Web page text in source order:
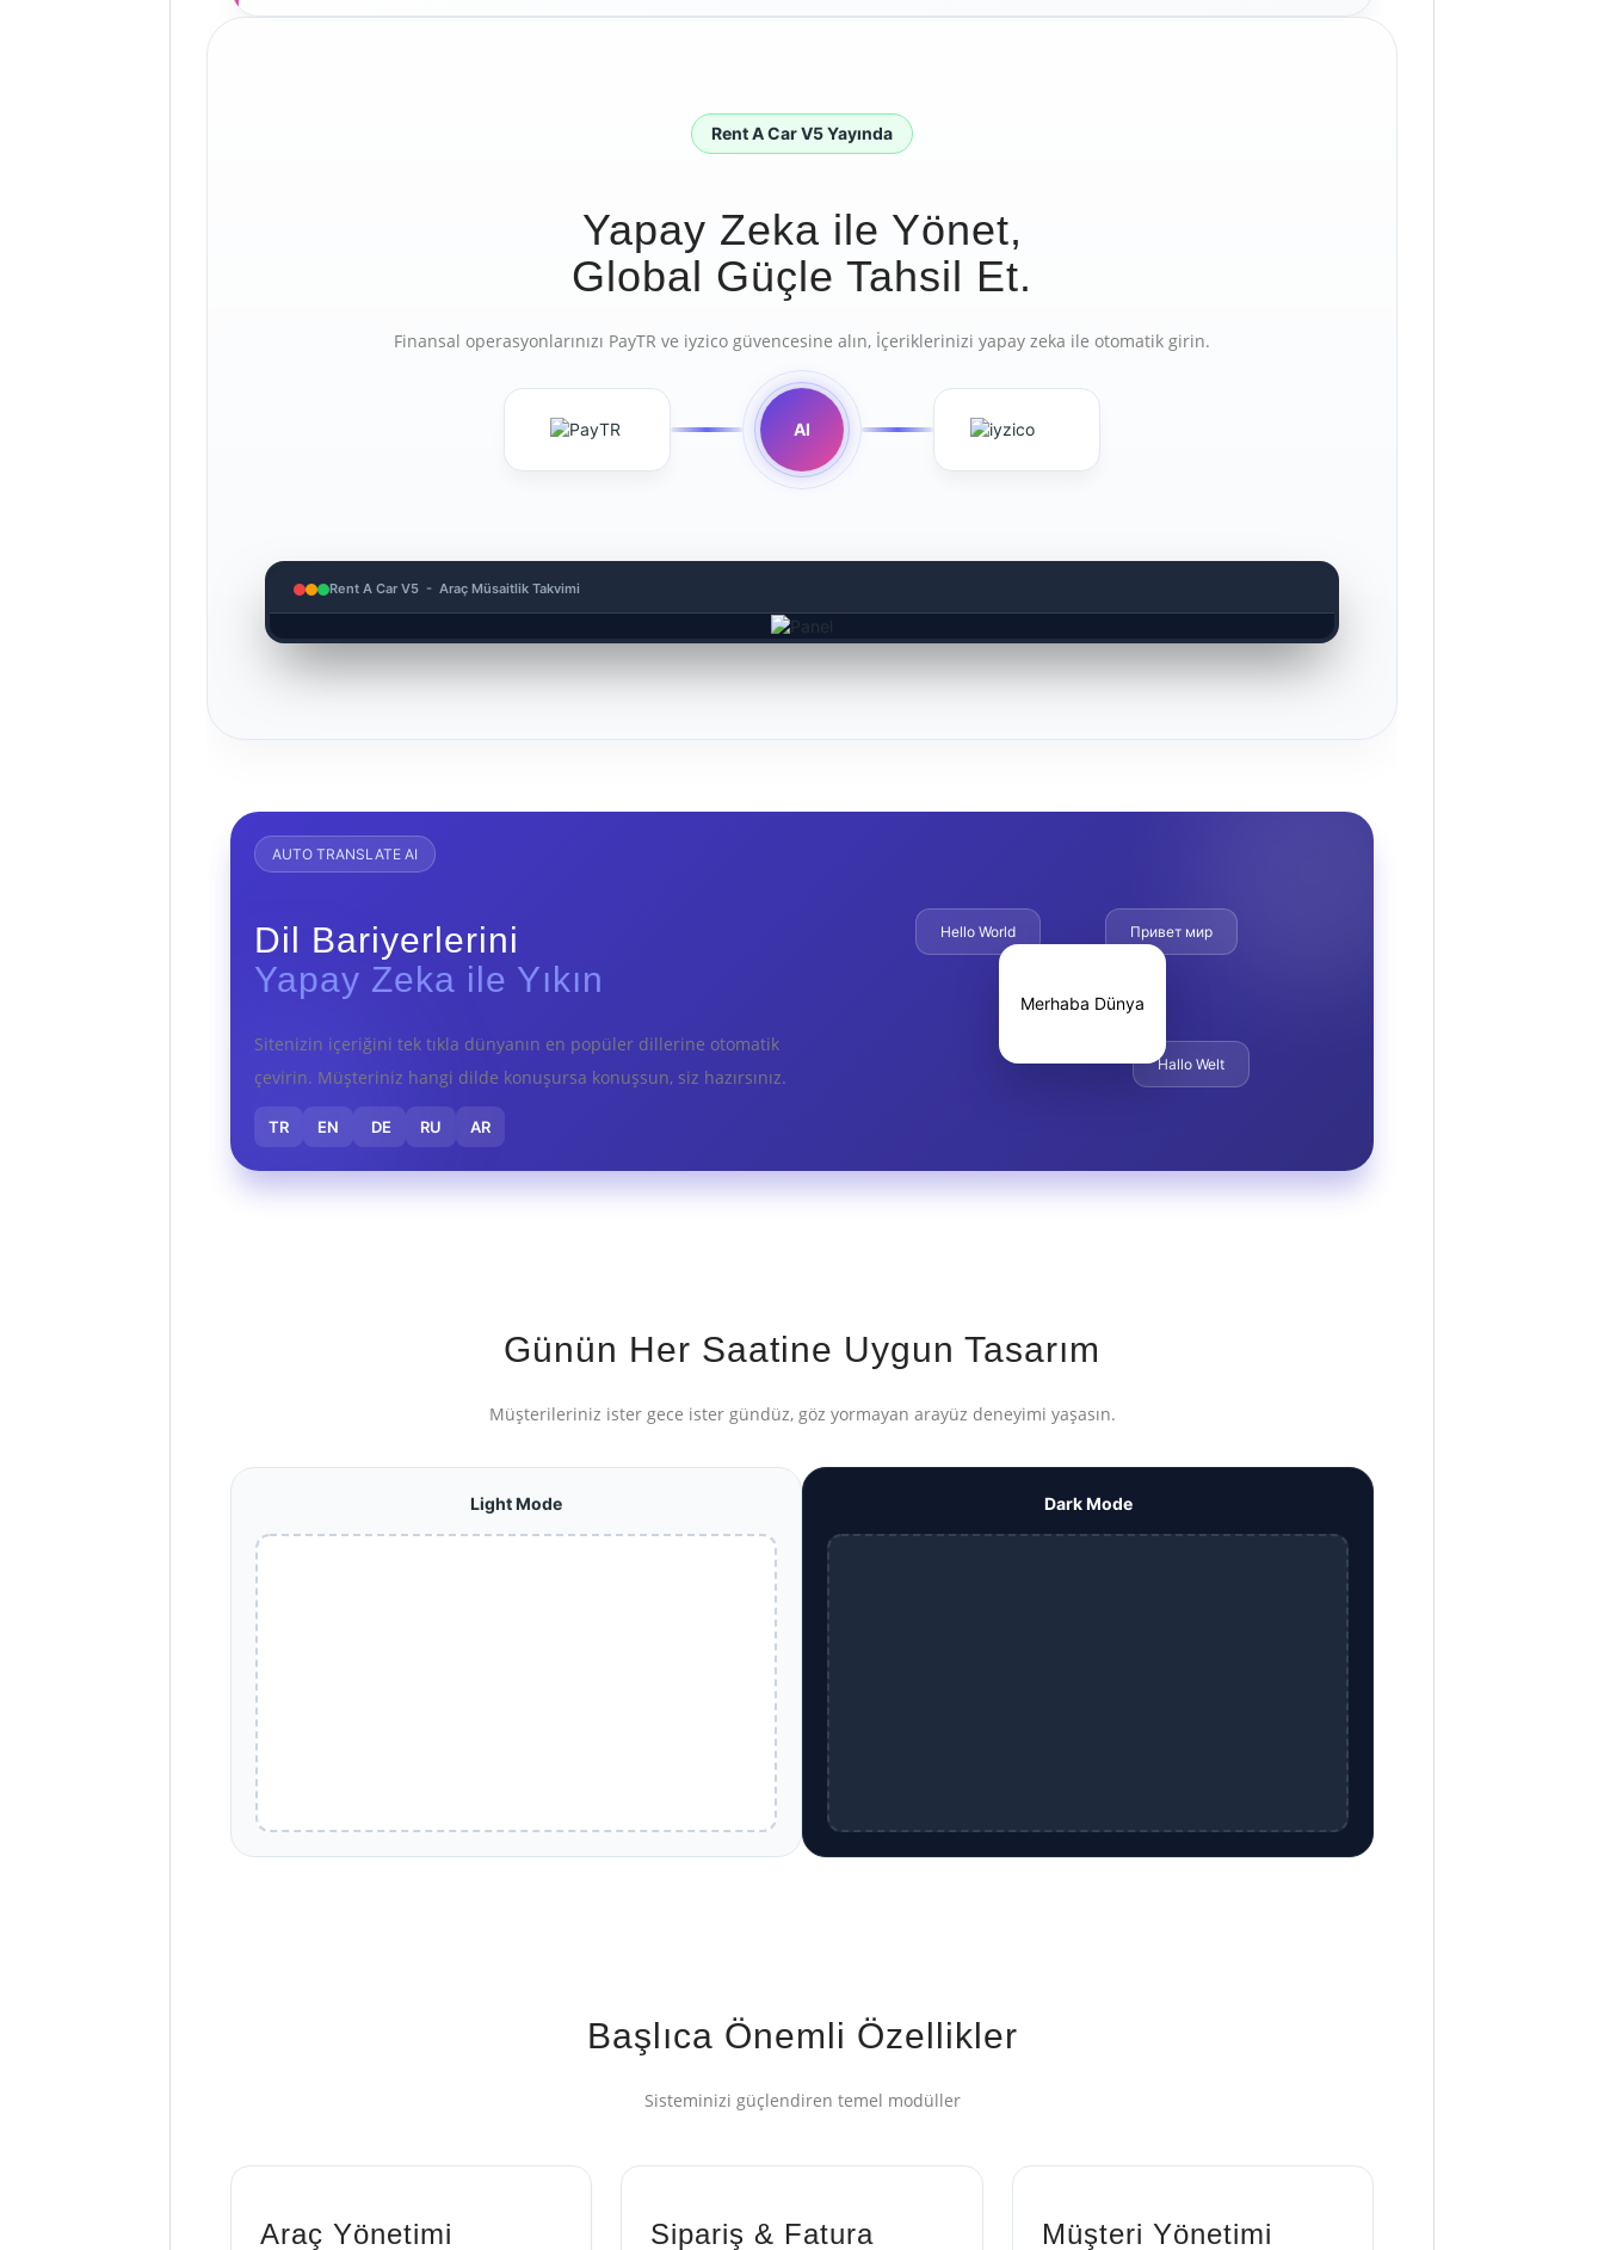
Rent A Car V5 Yayında
Yapay Zeka ile Yönet,
Global Güçle Tahsil Et.
Finansal operasyonlarınızı PayTR ve iyzico güvencesine alın, İçeriklerinizi yapay zeka ile otomatik girin.
AI
Rent A Car V5 - Araç Müsaitlik Takvimi
AUTO TRANSLATE AI
Dil Bariyerlerini
Yapay Zeka ile Yıkın
Sitenizin içeriğini tek tıkla dünyanın en popüler dillerine otomatik
çevirin. Müşteriniz hangi dilde konuşursa konuşsun, siz hazırsınız.
TR EN DE RU AR
Merhaba Dünya
Hello World
Hallo Welt
Привет мир
Günün Her Saatine Uygun Tasarım
Müşterileriniz ister gece ister gündüz, göz yormayan arayüz deneyimi yaşasın.
Light Mode Dark Mode
Başlıca Önemli Özellikler
Sisteminizi güçlendiren temel modüller
Araç Yönetimi Sipariş & Fatura Müşteri Yönetimi